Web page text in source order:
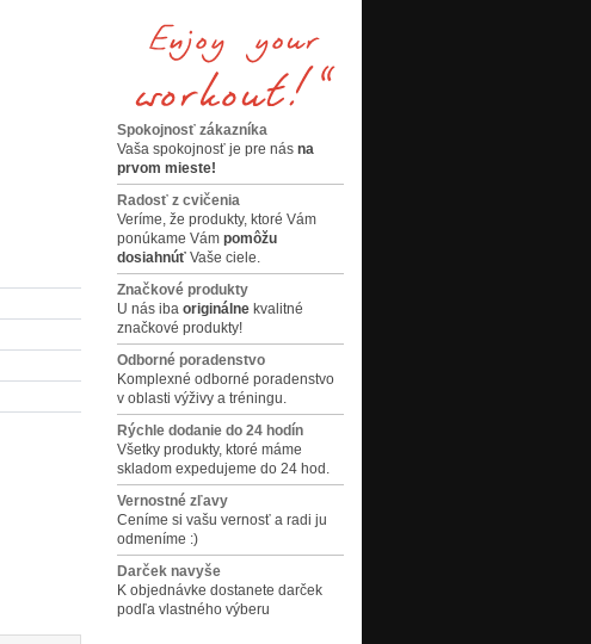
Spokojnosť zákazníka
Vaša spokojnosť je pre nás na
prvom mieste!
Radosť z cvičenia
Veríme, že produkty, ktoré Vám
ponúkame Vám pomôžu
dosiahnúť Vaše ciele.
Značkové produkty
U nás iba originálne kvalitné
značkové produkty!
Odborné poradenstvo
Komplexné odborné poradenstvo
v oblasti výživy a tréningu.
Rýchle dodanie do 24 hodín
Všetky produkty, ktoré máme
skladom expedujeme do 24 hod.
Vernostné zľavy
Ceníme si vašu vernosť a radi ju
odmeníme :)
Darček navyše
K objednávke dostanete darček
podľa vlastného výberu